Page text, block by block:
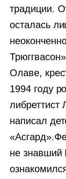
традиции.
осталась
Олаве,
1994 году
либреттист
написал
не знавший